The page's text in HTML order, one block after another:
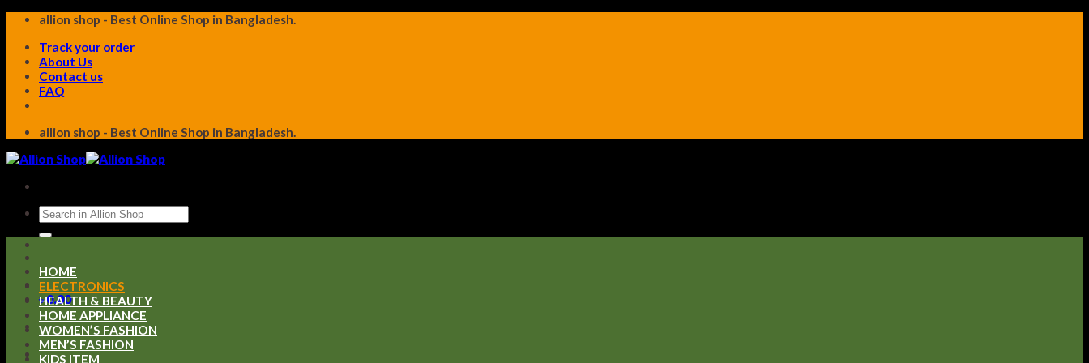
Skip
content
allion shop - Best Online Shop in Bangladesh.
Track your order
About Us
Contact us
FAQ
allion shop - Best Online Shop in Bangladesh.
Search
for:
৳0.00
HOME
ELECTRONICS
HEALTH & BEAUTY
HOME APPLIANCE
WOMEN’S FASHION
MEN’S FASHION
KIDS ITEM